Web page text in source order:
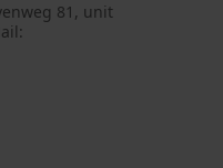
81, unit